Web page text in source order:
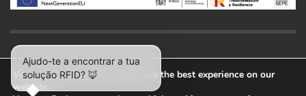
We are using cookies to give you the best experience on our
website.